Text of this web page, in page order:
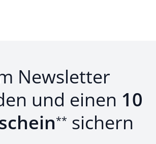
Newsletter
und einen 10
** sichern